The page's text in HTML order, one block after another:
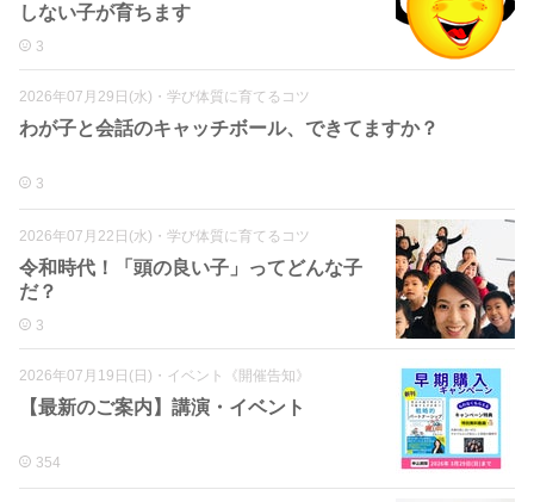
しない子が育ちます
3
2026年07月29日(水) ・ 学び体質に育てるコツ
わが子と会話のキャッチボール、できてますか？
3
2026年07月22日(水) ・ 学び体質に育てるコツ
令和時代！「頭の良い子」ってどんな子
だ？
3
2026年07月19日(日) ・ イベント《開催告知》
【最新のご案内】講演・イベント
354